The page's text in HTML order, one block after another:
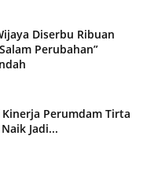
Diserbu Ribuan
Perubahan”
Perumdam Tirta
Jadi...